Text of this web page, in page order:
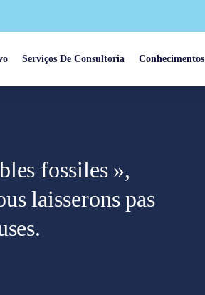
Serviços De Consultoria Conhecimentos
fossiles »,
laisserons pas